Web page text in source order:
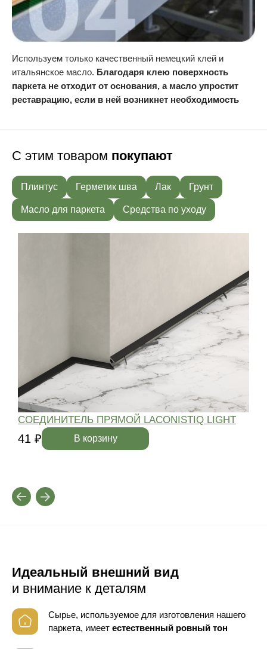
Используем только качественный немецкий клей и
итальянское масло. Благодаря клею поверхность
паркета не отходит от основания, а масло упростит
реставрацию, если в ней возникнет необходимость
С этим товаром покупают
Плинтус Герметик шва Лак Грунт
Масло для паркета Средства по уходу
СОЕДИНИТЕЛЬ ПРЯМОЙ LACONISTIQ LIGHT
41 ₽ В корзину
Идеальный внешний вид
и внимание к деталям
Сырье, используемое для изготовления нашего
паркета, имеет естественный ровный тон